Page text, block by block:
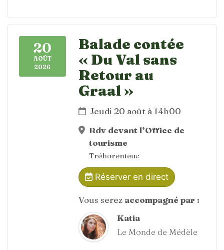
20
AOÛT
2026
Balade contée
« Du Val sans
Retour au
Graal »
Jeudi 20 août à 14h00
Rdv devant l’Office de
tourisme
Tréhorenteuc
Réserver en direct
Vous serez accompagné par :
Katia
Le Monde de Médèle